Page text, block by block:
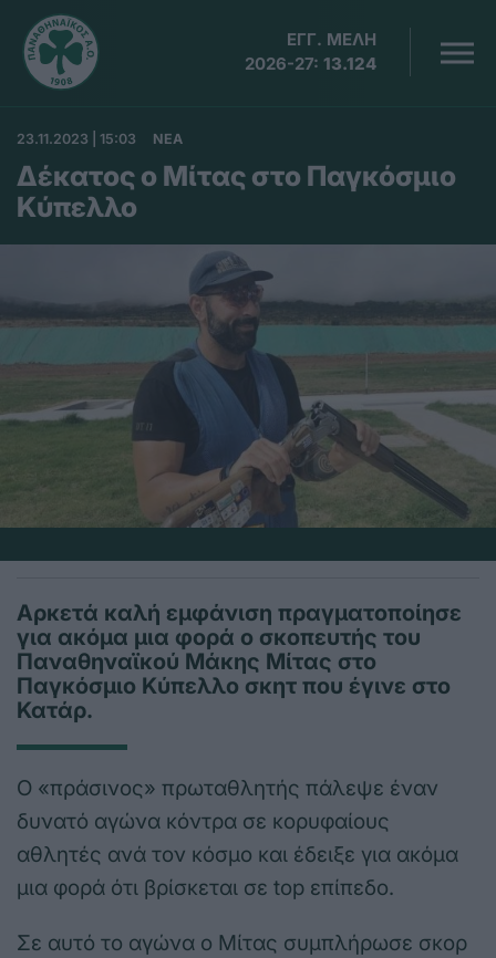
ΕΓΓ. ΜΕΛΗ
2026-27: 13.124
23.11.2023 | 15:03 ΝΕΑ
Δέκατος ο Μίτας στο Παγκόσμιο
Κύπελλο
Αρκετά καλή εμφάνιση πραγματοποίησε
για ακόμα μια φορά ο σκοπευτής του
Παναθηναϊκού Μάκης Μίτας στο
Παγκόσμιο Κύπελλο σκητ που έγινε στο
Κατάρ.
Ο «πράσινος» πρωταθλητής πάλεψε έναν
δυνατό αγώνα κόντρα σε κορυφαίους
αθλητές ανά τον κόσμο και έδειξε για ακόμα
μια φορά ότι βρίσκεται σε top επίπεδο.
Σε αυτό το αγώνα ο Μίτας συμπλήρωσε σκορ